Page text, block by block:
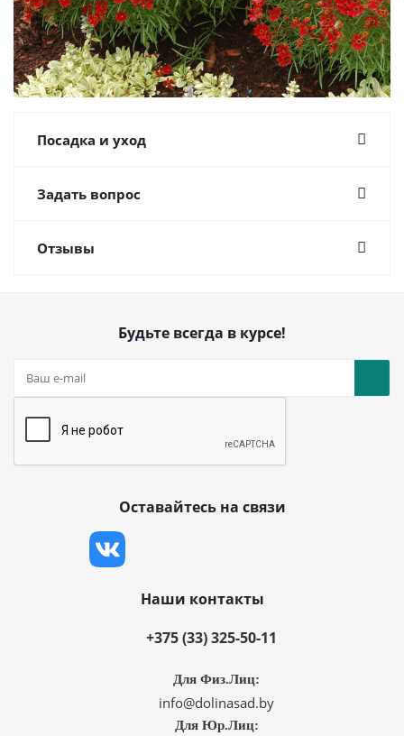
Посадка и уход
Задать вопрос
Отзывы
Будьте всегда в курсе!
Оставайтесь на связи
Наши контакты
+375 (33) 325-50-11
Для Физ.Лиц:
info@dolinasad.by
Для Юр.Лиц: